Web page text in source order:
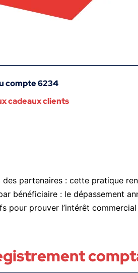
compte 6234
cadeaux clients
partenaires : cette pratique
bénéficiaire : le dépassement
pour prouver l’intérêt